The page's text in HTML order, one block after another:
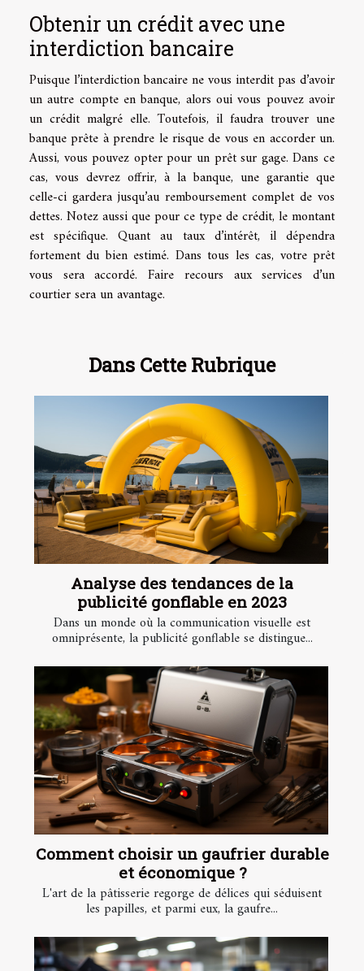
Obtenir un crédit avec une
interdiction bancaire
Puisque l’interdiction bancaire ne vous interdit pas d’avoir
un autre compte en banque, alors oui vous pouvez avoir
un crédit malgré elle. Toutefois, il faudra trouver une
banque prête à prendre le risque de vous en accorder un.
Aussi, vous pouvez opter pour un prêt sur gage. Dans ce
cas, vous devrez offrir, à la banque, une garantie que
celle-ci gardera jusqu’au remboursement complet de vos
dettes. Notez aussi que pour ce type de crédit, le montant
est spécifique. Quant au taux d’intérêt, il dépendra
fortement du bien estimé. Dans tous les cas, votre prêt
vous sera accordé. Faire recours aux services d’un
courtier sera un avantage.
Dans Cette Rubrique
Analyse des tendances de la
publicité gonflable en 2023
Dans un monde où la communication visuelle est
omniprésente, la publicité gonflable se distingue...
Comment choisir un gaufrier durable
et économique ?
L'art de la pâtisserie regorge de délices qui séduisent
les papilles, et parmi eux, la gaufre...